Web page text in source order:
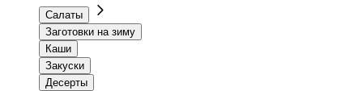
Салаты
Заготовки на зиму
Каши
Закуски
Десерты